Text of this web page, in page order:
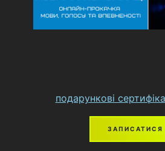
подарункові
ЗАПИСАТИСЯ